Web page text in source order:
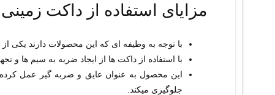
مزایای استفاده از داکت زمینی 10*30 دارای پاریشن داخلی سوپیتا
با توجه به وظیفه ای که این محصولات دارند یکی
با استفاده از داکت ها از ایجاد ضربه به سیم ها و
این محصول به عنوان عایق و ضربه گیر عمل
جلوگیری میکند.